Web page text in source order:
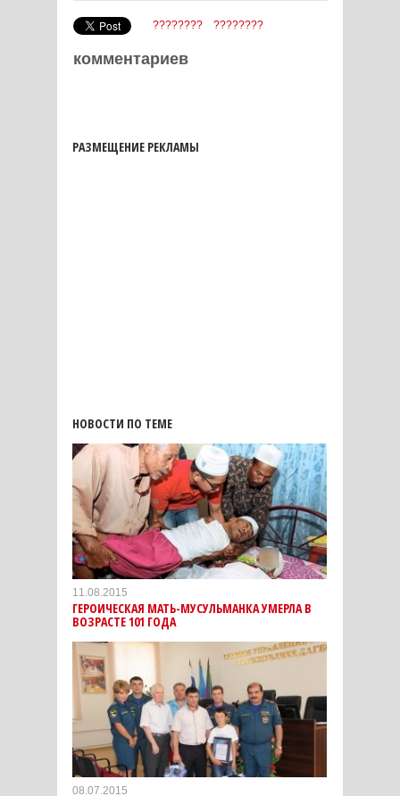
???????? ????????
комментариев
РАЗМЕЩЕНИЕ РЕКЛАМЫ
НОВОСТИ ПО ТЕМЕ
11.08.2015
ГЕРОИЧЕСКАЯ МАТЬ-МУСУЛЬМАНКА УМЕРЛА В
ВОЗРАСТЕ 101 ГОДА
08.07.2015